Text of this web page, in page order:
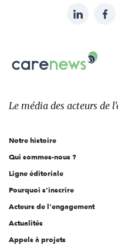
sur:
LinkedIn
Le
des
l'engagement
Le média des acteurs de
Notre histoire
Qui sommes-nous ?
Ligne éditoriale
Pourquoi s'inscrire
Acteurs de l'engagement
Actualités
Appels à projets